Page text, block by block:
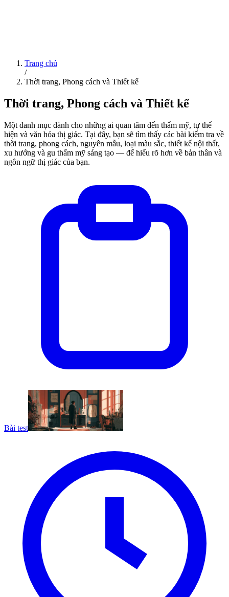
Trang chủ
/
Thời trang, Phong cách và Thiết kế
Thời trang, Phong cách và Thiết kế
Một danh mục dành cho những ai quan tâm đến thẩm mỹ, tự thể
hiện và văn hóa thị giác. Tại đây, bạn sẽ tìm thấy các bài kiểm tra về
thời trang, phong cách, nguyên mẫu, loại màu sắc, thiết kế nội thất,
xu hướng và gu thẩm mỹ sáng tạo — để hiểu rõ hơn về bản thân và
ngôn ngữ thị giác của bạn.
Bài test